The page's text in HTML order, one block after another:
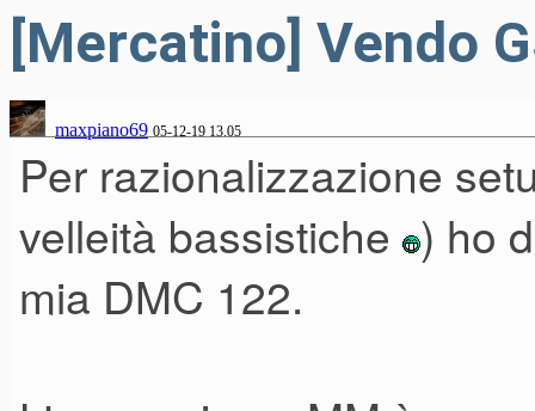
[Mercatino] Vendo
maxpiano69 05-12-19 13.05
Per razionalizzazione
velleità bassistiche ) ho
mia DMC 122.